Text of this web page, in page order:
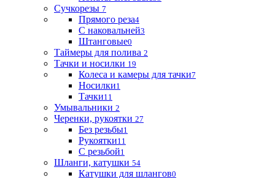
Сучкорезы 7
Прямого реза4
С наковальней3
Штанговые0
Таймеры для полива 2
Тачки и носилки 19
Колеса и камеры для тачки7
Носилки1
Тачки11
Умывальники 2
Черенки, рукоятки 27
Без резьбы1
Рукоятки11
С резьбой1
Шланги, катушки 54
Катушки для шлангов0